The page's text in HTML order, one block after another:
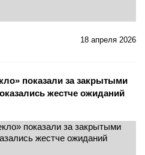
18 апреля 2026
показали за закрытыми
жестче ожиданий